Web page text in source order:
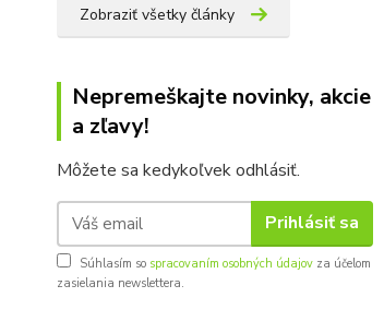
Zobraziť všetky články
Nepremeškajte novinky, akcie
a zľavy!
Môžete sa kedykoľvek odhlásiť.
Prihlásiť sa
Súhlasím so spracovaním osobných údajov za účelom
zasielania newslettera.